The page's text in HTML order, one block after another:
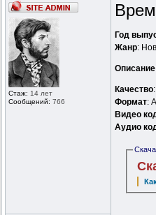
Стаж: 14 лет
Сообщений: 766
Год
Жанр:
Описание
Качество
Формат:
Видео
Аудио